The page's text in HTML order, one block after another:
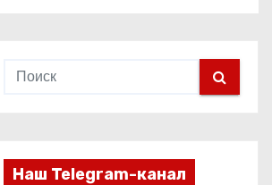
Наш Telegram-канал